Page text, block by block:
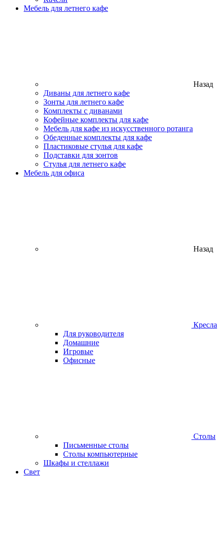
Мебель для летнего кафе
Назад
Диваны для летнего кафе
Зонты для летнего кафе
Комплекты с диванами
Кофейные комплекты для кафе
Мебель для кафе из искусственного ротанга
Обеденные комплекты для кафе
Пластиковые стулья для кафе
Подставки для зонтов
Стулья для летнего кафе
Мебель для офиса
Назад
Кресла
Для руководителя
Домашние
Игровые
Офисные
Столы
Письменные столы
Столы компьютерные
Шкафы и стеллажи
Свет